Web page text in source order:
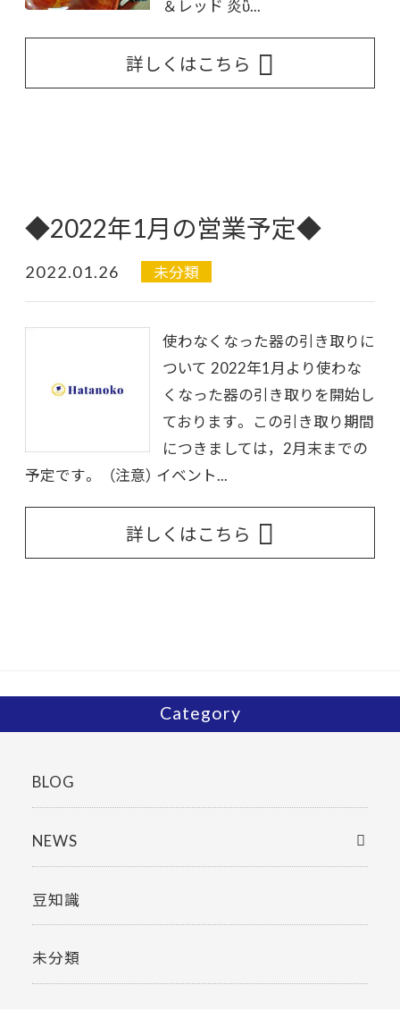
＆レッド 炎ὒ...
詳しくはこちら
◆2022年1月の営業予定◆
2022.01.26 未分類
使わなくなった器の引き取りに
ついて 2022年1月より使わな
くなった器の引き取りを開始し
ております。 この引き取り期間
につきましては，2月末までの
予定です。 （注意） イベント...
詳しくはこちら
Category
BLOG
NEWS
豆知識
未分類